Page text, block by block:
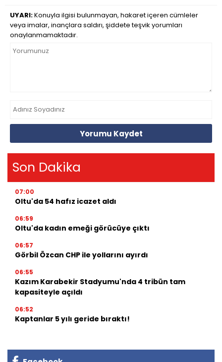
UYARI:Konuyla ilgisi bulunmayan, hakaret içeren cümleler
veya imalar, inançlara saldırı, şiddete teşvik yorumları
onaylanmamaktadır.
Yorumu Kaydet
Son Dakika
07:00
Oltu'da 54 hafız icazet aldı
06:59
Oltu'da kadın emeği görücüye çıktı
06:57
Görbil Özcan CHP ile yollarını ayırdı
06:55
Kazım Karabekir Stadyumu'nda 4 tribün tam
kapasiteyle açıldı
06:52
Kaptanlar 5 yılı geride bıraktı!